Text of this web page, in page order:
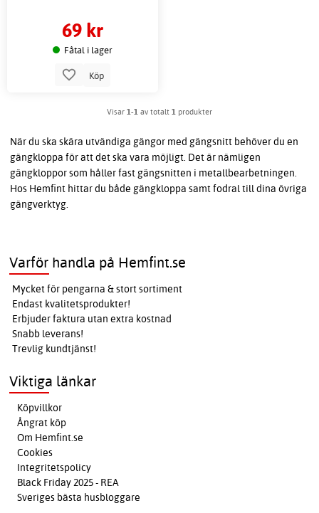
69 kr
Fåtal i lager
Köp
Visar 1-1 av totalt 1 produkter
När du ska skära utvändiga gängor med gängsnitt behöver du en
gängkloppa för att det ska vara möjligt. Det är nämligen
gängkloppor som håller fast gängsnitten i metallbearbetningen.
Hos Hemfint hittar du både gängkloppa samt fodral till dina övriga
gängverktyg.
Varför handla på Hemfint.se
Mycket för pengarna & stort sortiment
Endast kvalitetsprodukter!
Erbjuder faktura utan extra kostnad
Snabb leverans!
Trevlig kundtjänst!
Viktiga länkar
Köpvillkor
Ångrat köp
Om Hemfint.se
Cookies
Integritetspolicy
Black Friday 2025 - REA
Sveriges bästa husbloggare